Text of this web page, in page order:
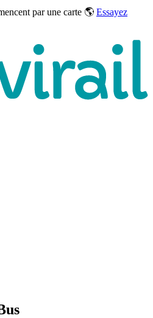
par une carte 🌎 Essayez